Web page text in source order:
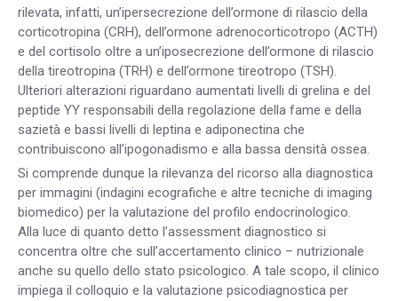
rilevata, infatti, un’ipersecrezione dell’ormone di rilascio della
corticotropina (CRH), dell’ormone adrenocorticotropo (ACTH)
e del cortisolo oltre a un’iposecrezione dell’ormone di rilascio
della tireotropina (TRH) e dell’ormone tireotropo (TSH).
Ulteriori alterazioni riguardano aumentati livelli di grelina e del
peptide YY responsabili della regolazione della fame e della
sazietà e bassi livelli di leptina e adiponectina che
contribuiscono all’ipogonadismo e alla bassa densità ossea.
Si comprende dunque la rilevanza del ricorso alla diagnostica
per immagini (indagini ecografiche e altre tecniche di imaging
biomedico) per la valutazione del profilo endocrinologico.
Alla luce di quanto detto l’assessment diagnostico si
concentra oltre che sull’accertamento clinico – nutrizionale
anche su quello dello stato psicologico. A tale scopo, il clinico
impiega il colloquio e la valutazione psicodiagnostica per